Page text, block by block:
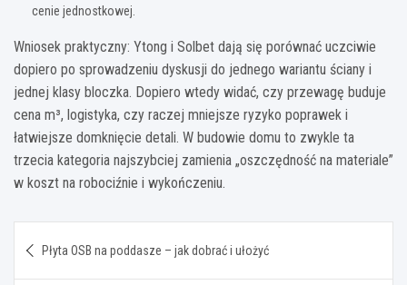
cenie jednostkowej.
Wniosek praktyczny: Ytong i Solbet dają się porównać uczciwie
dopiero po sprowadzeniu dyskusji do jednego wariantu ściany i
jednej klasy bloczka. Dopiero wtedy widać, czy przewagę buduje
cena m³, logistyka, czy raczej mniejsze ryzyko poprawek i
łatwiejsze domknięcie detali. W budowie domu to zwykle ta
trzecia kategoria najszybciej zamienia „oszczędność na materiale”
w koszt na robociźnie i wykończeniu.
wpisu
Płyta OSB na poddasze – jak dobrać i ułożyć